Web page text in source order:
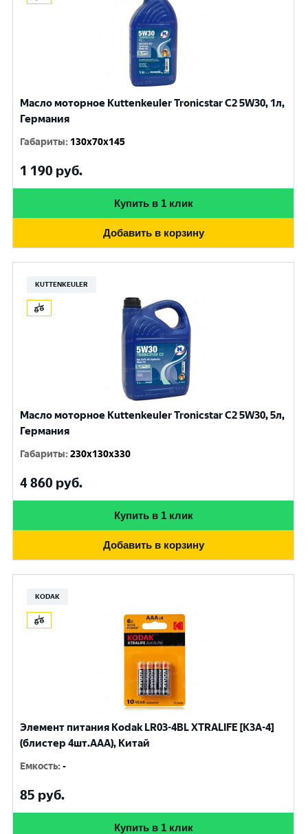
Масло моторное Kuttenkeuler Tronicstar C2 5W30, 1л,
Германия
Габариты: 130x70x145
1 190 руб.
Купить в 1 клик
Добавить в корзину
KUTTENKEULER
Масло моторное Kuttenkeuler Tronicstar C2 5W30, 5л,
Германия
Габариты:230x130x330
4 860 руб.
Купить в 1 клик
Добавить в корзину
KODAK
Элемент питания Kodak LR03-4BL XTRALIFE [K3A-4]
(блистер 4шт.AАА), Китай
Емкость:-
85 руб.
Купить в 1 клик